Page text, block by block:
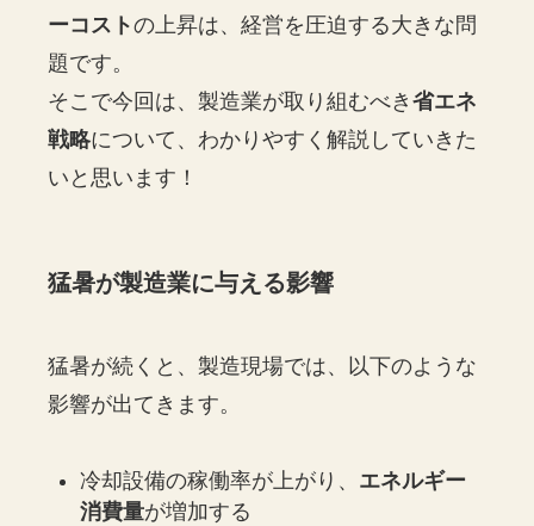
ーコストの上昇は、経営を圧迫する大きな問
題です。
そこで今回は、製造業が取り組むべき省エネ
戦略について、わかりやすく解説していきた
いと思います！
猛暑が製造業に与える影響
猛暑が続くと、製造現場では、以下のような
影響が出てきます。
冷却設備の稼働率が上がり、 エネルギー
消費量が増加する